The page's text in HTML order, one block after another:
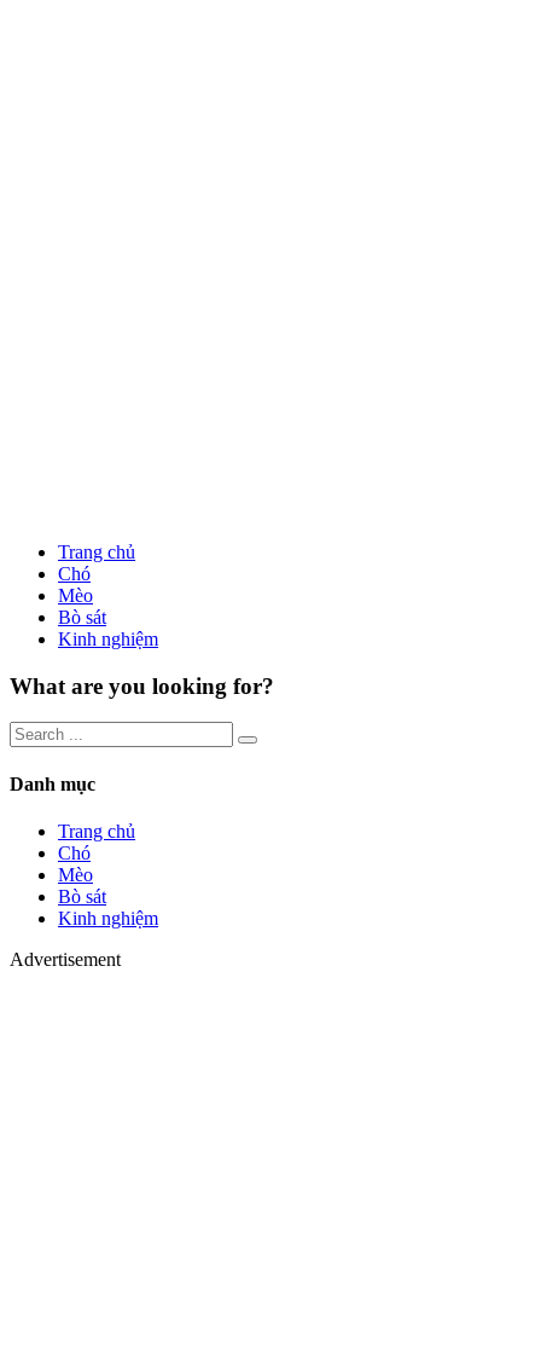
Trang chủ
Chó
Mèo
Bò sát
Kinh nghiệm
What are you looking for?
Danh mục
Trang chủ
Chó
Mèo
Bò sát
Kinh nghiệm
Advertisement